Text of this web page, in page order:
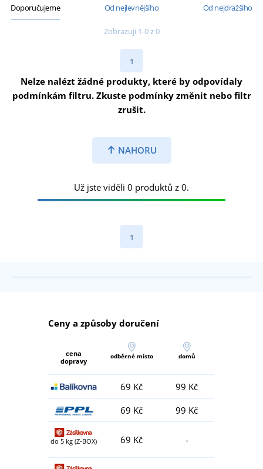
Doporučujeme Od nejlevnějšího Od nejdražšího
Zobrazuji 1-0 z 0
1
Nelze nalézt žádné produkty, které by odpovídaly
podmínkám filtru. Zkuste podmínky změnit nebo filtr
zrušit.
NAHORU
Už jste viděli 0 produktů z 0.
1
Ceny a způsoby doručení
cena
dopravy
odběrné místo domů
69 Kč
99 Kč
69 Kč
99 Kč
do 5 kg (Z-BOX) 69 Kč -